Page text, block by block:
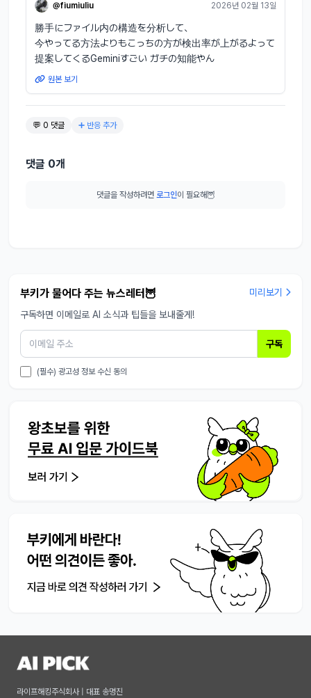
@fiumiuliu 2026년 02월 13일
勝手にファイル内の構造を分析して、
今やってる方法よりもこっちの方が検出率が上がるよって
提案してくるGeminiすごい ガチの知能やん
원본 보기
💬 0 댓글 ➕ 반응 추가
댓글 0개
댓글을 작성하려면 로그인이 필요해🦉
부키가 물어다 주는 뉴스레터🦉
미리보기
구독하면 이메일로 AI 소식과 팁들을 보내줄게!
구독
(필수) 광고성 정보 수신 동의
라이프해킹주식회사 | 대표 송명진